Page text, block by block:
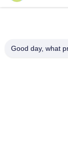
Fabrika Turu
Good day, what